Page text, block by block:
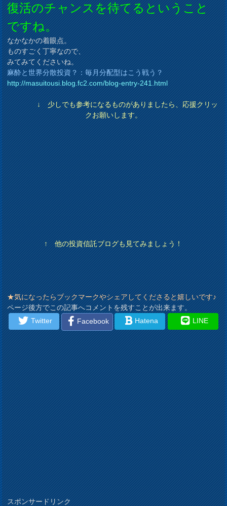
復活のチャンスを待てるということ
ですね。
なかなかの着眼点。
ものすごく丁寧なので、
みてみてくださいね。
麻酔と世界分散投資？：毎月分配型はこう戦う？
http://masuitousi.blog.fc2.com/blog-entry-241.html
↓ 少しでも参考になるものがありましたら、応援クリッ
クお願いします。
↑ 他の投資信託ブログも見てみましょう！
★気になったらブックマークやシェアしてくださると嬉しいです♪
ページ後方でこの記事へコメントを残すことが出来ます。
Twitter
Facebook Hatena LINE
スポンサードリンク